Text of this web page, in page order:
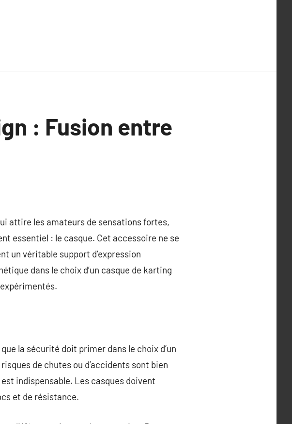
: Fusion entre
attire les amateurs de sensations fortes,
essentiel : le casque. Cet accessoire ne se
un véritable support d’expression
dans le choix d’un casque de karting
la sécurité doit primer dans le choix d’un
de chutes ou d’accidents sont bien
indispensable. Les casques doivent
et de résistance.